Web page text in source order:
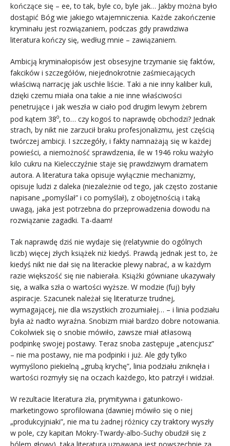
kończące się – ee, to tak, byle co, byle jak… Jakby można było
dostąpić Bóg wie jakiego wtajemniczenia. Każde zakończenie
kryminału jest rozwiązaniem, podczas gdy prawdziwa
literatura kończy się, według mnie – zawiązaniem.
Ambicją kryminałopisów jest obsesyjne trzymanie się faktów,
fakcików i szczegółów, niejednokrotnie zaśmiecających
właściwą narrację jak uschłe liście. Taki a nie inny kaliber kuli,
dzięki czemu miała ona takie a nie inne właściwości
penetrujące i jak weszła w ciało pod drugim lewym żebrem
pod kątem 38o, to… czy kogoś to naprawdę obchodzi? Jednak
strach, by nikt nie zarzucił braku profesjonalizmu, jest częścią
twórczej ambicji. I szczegóły, i fakty namnażają się w każdej
powieści, a niemożność sprawdzenia, ile w 1946 roku ważyło
kilo cukru na Kielecczyźnie staje się prawdziwym dramatem
autora. A literatura taka opisuje wyłącznie mechanizmy,
opisuje ludzi z daleka (niezależnie od tego, jak często zostanie
napisane „pomyślał” i co pomyślał), z obojętnością i taką
uwagą, jaka jest potrzebna do przeprowadzenia dowodu na
rozwiązanie zagadki. Ta-daam!
Tak naprawdę dziś nie wydaje się (relatywnie do ogólnych
liczb) więcej złych książek niż kiedyś. Prawdą jednak jest to, że
kiedyś nikt nie dał się na literackie plewy nabrać, a w każdym
razie większość się nie nabierała. Książki gówniane ukazywały
się, a walka szła o wartości wyższe. W modzie (fuj) były
aspiracje. Szacunek należał się literaturze trudnej,
wymagającej, nie dla wszystkich zrozumiałej… – i linia podziału
była aż nadto wyraźna. Snobizm miał bardzo dobre notowania.
Cokolwiek się o snobie mówiło, zawsze miał atłasową
podpinkę swojej postawy. Teraz snoba zastępuje „atencjusz”
– nie ma postawy, nie ma podpinki i już. Ale gdy tylko
wymyślono piekielną „grubą krychę”, linia podziału zniknęła i
wartości rozmyły się na oczach każdego, kto patrzył i widział.
W rezultacie literatura zła, prymitywna i gatunkowo-
marketingowo sprofilowana (dawniej mówiło się o niej
„produkcyjniaki”, nie ma tu żadnej różnicy czy traktory wyszły
w pole, czy kapitan Mokry-Twardy-albo-Suchy obudził się z